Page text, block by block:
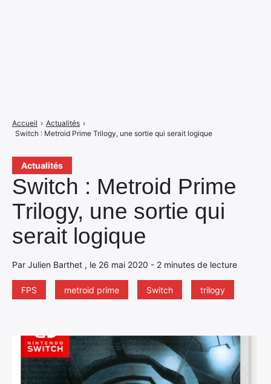
Actualités
Switch : Metroid Prime
Trilogy, une sortie qui
serait logique
Par Julien Barthet , le 26 mai 2020 - 2 minutes de lecture
FPS metroid prime Switch trilogy
Accueil › Actualités ›
Switch : Metroid Prime Trilogy, une sortie qui serait logique